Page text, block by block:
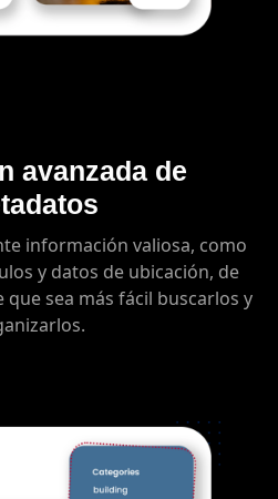
avanzada de
información valiosa, como
y datos de ubicación, de
que sea más fácil buscarlos y